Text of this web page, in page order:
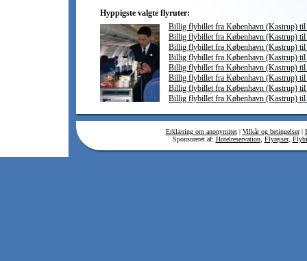
Hyppigste valgte flyruter:
Billig flybillet fra København (Kastrup) til
Billig flybillet fra København (Kastrup) til
Billig flybillet fra København (Kastrup) til
Billig flybillet fra København (Kastrup) til
Billig flybillet fra København (Kastrup) til
Billig flybillet fra København (Kastrup) til
Billig flybillet fra København (Kastrup) til
Billig flybillet fra København (Kastrup) til
Erklæring om anonymitet| Vilkår og betingelser|
Sponsoreret af: Hotelreservation, Flyrejser,